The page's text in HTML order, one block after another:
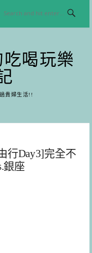
喝玩樂
貴婦生活!!
行Day3]完全不
銀座